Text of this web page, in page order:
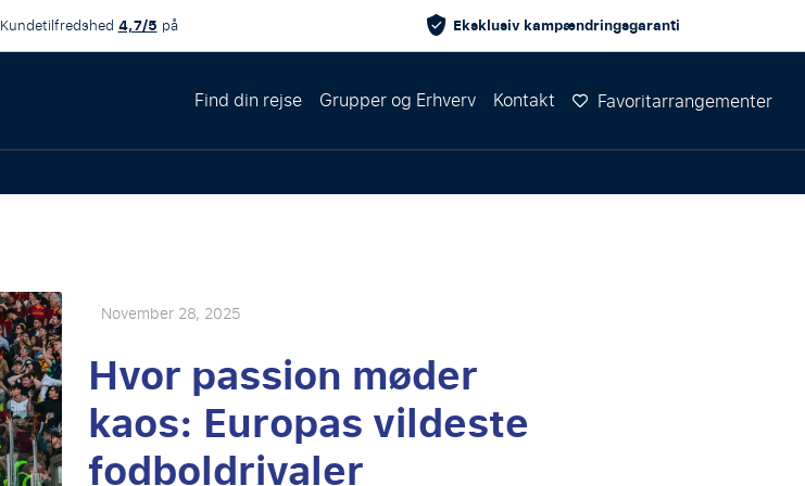
Kundetilfredshed4,7/5på Eksklusiv kampændringsgaranti
Find din rejse Grupper og Erhverv Kontakt Favoritarrangementer
November 28, 2025
Hvor passion møder
kaos: Europas vildeste